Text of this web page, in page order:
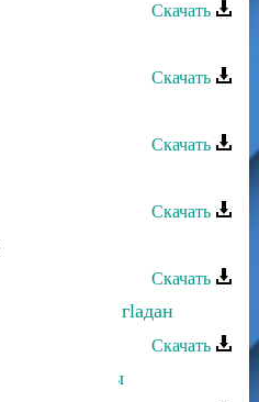
Скачать
Скачать
Скачать
Скачать
Скачать
берцинай гlадан
Скачать
Ох, женщины